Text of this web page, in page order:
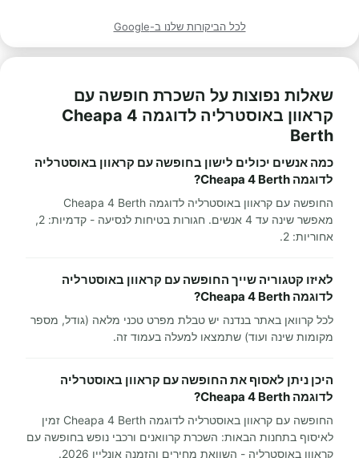
לכל הביקורות שלנו ב-Google
שאלות נפוצות על השכרת חופשה עם
קראוון באוסטרליה לדוגמה Cheapa 4
Berth
כמה אנשים יכולים לישון בחופשה עם קראוון באוסטרליה
לדוגמה Cheapa 4 Berth?
החופשה עם קראוון באוסטרליה לדוגמה Cheapa 4 Berth
מאפשר שינה עד 4 אנשים. חגורות בטיחות לנסיעה - קדמיות: 2,
אחוריות: 2.
לאיזו קטגוריה שייך החופשה עם קראוון באוסטרליה
לדוגמה Cheapa 4 Berth?
לכל קרוואן באתר בנדנה יש טבלת מפרט טכני מלאה (גודל, מספר
מקומות שינה ועוד) שתמצאו למעלה בעמוד זה.
היכן ניתן לאסוף את החופשה עם קראוון באוסטרליה
לדוגמה Cheapa 4 Berth?
החופשה עם קראוון באוסטרליה לדוגמה Cheapa 4 Berth זמין
לאיסוף בתחנות הבאות: השכרת קרוואנים ורכבי נופש בחופשה עם
קראוון באוסטרליה - השוואת מחירים והזמנה אונליין 2026.